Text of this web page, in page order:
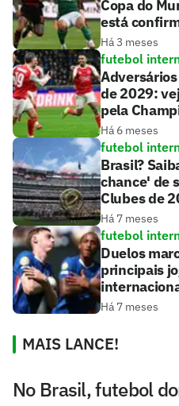
Copa do
está
Há 3 meses
futebol
de 2029:
pela
Há 6 meses
futebol
Brasil?
chance' de
Clubes de
Há 7 meses
futebol
Duelos
principais
Há 7 meses
MAIS LANCE!
No Brasil, futebol